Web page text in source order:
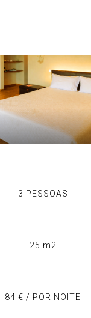
3 PESSOAS
25 m2
84 € / POR NOITE